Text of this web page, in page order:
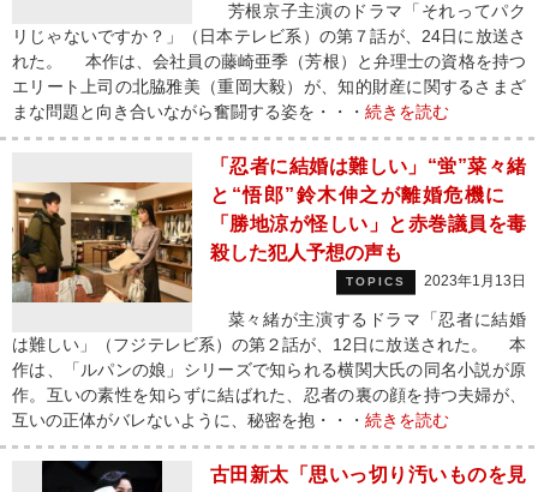
芳根京子主演のドラマ「それってパク
リじゃないですか？」（日本テレビ系）の第７話が、24日に放送さ
れた。 本作は、会社員の藤崎亜季（芳根）と弁理士の資格を持つ
エリート上司の北脇雅美（重岡大毅）が、知的財産に関するさまざ
まな問題と向き合いながら奮闘する姿を・・・ 続きを読む
「忍者に結婚は難しい」“蛍”菜々緒
と“悟郎”鈴木伸之が離婚危機に
「勝地涼が怪しい」と赤巻議員を毒
殺した犯人予想の声も
TOPICS 2023年1月13日
菜々緒が主演するドラマ「忍者に結婚
は難しい」（フジテレビ系）の第２話が、12日に放送された。 本
作は、「ルパンの娘」シリーズで知られる横関大氏の同名小説が原
作。互いの素性を知らずに結ばれた、忍者の裏の顔を持つ夫婦が、
互いの正体がバレないように、秘密を抱・・・ 続きを読む
古田新太「思いっ切り汚いものを見